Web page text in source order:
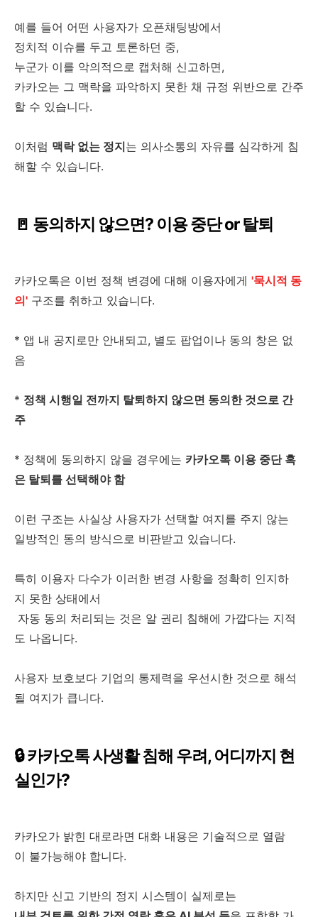
예를 들어 어떤 사용자가 오픈채팅방에서
정치적 이슈를 두고 토론하던 중,
누군가 이를 악의적으로 캡처해 신고하면,
카카오는 그 맥락을 파악하지 못한 채 규정 위반으로 간주
할 수 있습니다.
이처럼 맥락 없는 정지는 의사소통의 자유를 심각하게 침
해할 수 있습니다.
🚪 동의하지 않으면? 이용 중단 or 탈퇴
카카오톡은 이번 정책 변경에 대해 이용자에게 '묵시적 동
의' 구조를 취하고 있습니다.
* 앱 내 공지로만 안내되고, 별도 팝업이나 동의 창은 없
음
* 정책 시행일 전까지 탈퇴하지 않으면 동의한 것으로 간
주
* 정책에 동의하지 않을 경우에는 카카오톡 이용 중단 혹
은 탈퇴를 선택해야 함
이런 구조는 사실상 사용자가 선택할 여지를 주지 않는
일방적인 동의 방식으로 비판받고 있습니다.
특히 이용자 다수가 이러한 변경 사항을 정확히 인지하
지 못한 상태에서
자동 동의 처리되는 것은 알 권리 침해에 가깝다는 지적
도 나옵니다.
사용자 보호보다 기업의 통제력을 우선시한 것으로 해석
될 여지가 큽니다.
🔒 카카오톡 사생활 침해 우려, 어디까지 현
실인가?
카카오가 밝힌 대로라면 대화 내용은 기술적으로 열람
이 불가능해야 합니다.
하지만 신고 기반의 정지 시스템이 실제로는